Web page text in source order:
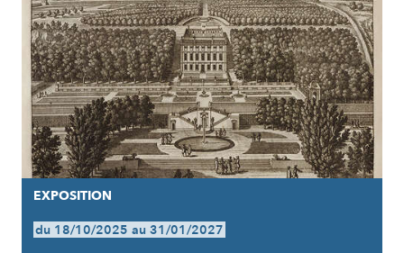
EXPOSITION
du 18/10/2025 au 31/01/2027